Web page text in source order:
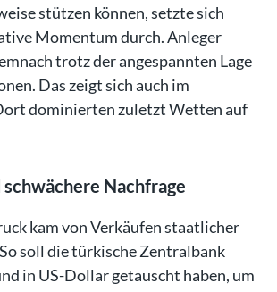
stützen können, setzte sich
Momentum durch. Anleger
trotz der angespannten Lage
Das zeigt sich auch im
dominierten zuletzt Wetten auf
Nachfrage
kam von Verkäufen staatlicher
soll die türkische Zentralbank
in US-Dollar getauscht haben, um